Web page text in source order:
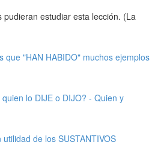
pudieran estudiar esta lección. (La
que "HAN HABIDO" muchos ejemplos
lo DIJE o DIJO? - Quien y
de los SUSTANTIVOS